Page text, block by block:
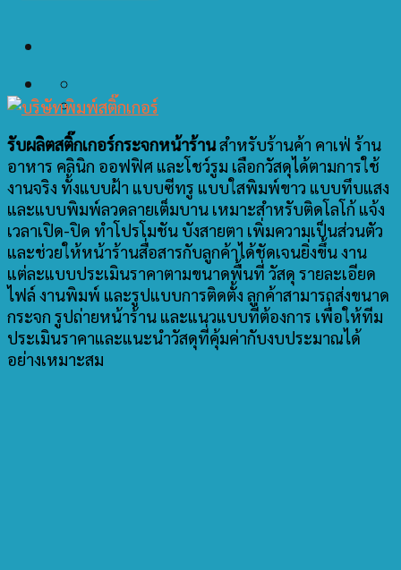
รับผลิตสติ๊กเกอร์กระจกหน้าร้านสำหรับร้านค้า คาเฟ่ ร้าน
อาหาร คลินิก ออฟฟิศ และโชว์รูม เลือกวัสดุได้ตามการใช้
งานจริง ทั้งแบบฝ้า แบบซีทรู แบบใสพิมพ์ขาว แบบทึบแสง
และแบบพิมพ์ลวดลายเต็มบาน เหมาะสำหรับติดโลโก้ แจ้ง
เวลาเปิด-ปิด ทำโปรโมชัน บังสายตา เพิ่มความเป็นส่วนตัว
และช่วยให้หน้าร้านสื่อสารกับลูกค้าได้ชัดเจนยิ่งขึ้น งาน
แต่ละแบบประเมินราคาตามขนาดพื้นที่ วัสดุ รายละเอียด
ไฟล์ งานพิมพ์ และรูปแบบการติดตั้ง ลูกค้าสามารถส่งขนาด
กระจก รูปถ่ายหน้าร้าน และแนวแบบที่ต้องการ เพื่อให้ทีม
ประเมินราคาและแนะนำวัสดุที่คุ้มค่ากับงบประมาณได้
อย่างเหมาะสม